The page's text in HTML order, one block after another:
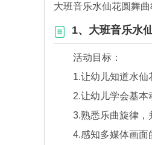
大班音乐水仙花圆舞
1、大班音乐水
活动目标：
1.让幼儿知道水仙花
2.让幼儿学会基本动
3.熟悉乐曲旋律，并
4.感知多媒体画面的